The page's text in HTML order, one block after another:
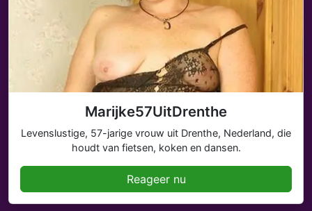
Marijke57UitDrenthe
Levenslustige, 57-jarige vrouw uit Drenthe, Nederland, die
houdt van fietsen, koken en dansen.
Reageer nu